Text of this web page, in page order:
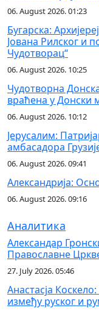
06. August 2026. 01:23
Бугарска:
Јована Рилског и
Чудотворац“
06. August 2026. 10:25
Чудотворна
враћена у Донски
06. August 2026. 10:12
Јерусалим:
амбасадора
06. August 2026. 09:41
Александрија:
06. August 2026. 09:16
Аналитика
Александар
Православне
27. July 2026. 05:46
Анастасја
између руског и